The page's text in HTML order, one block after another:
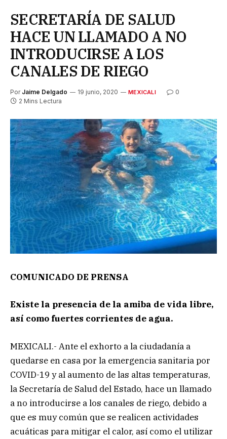
SECRETARÍA DE SALUD
HACE UN LLAMADO A NO
INTRODUCIRSE A LOS
CANALES DE RIEGO
Por Jaime Delgado 19 junio, 2020 MEXICALI
0
2 Mins Lectura
COMUNICADO DE PRENSA
Existe la presencia de la amiba de vida libre,
así como fuertes corrientes de agua.
MEXICALI.- Ante el exhorto a la ciudadanía a
quedarse en casa por la emergencia sanitaria por
COVID-19 y al aumento de las altas temperaturas,
la Secretaría de Salud del Estado, hace un llamado
a no introducirse a los canales de riego, debido a
que es muy común que se realicen actividades
acuáticas para mitigar el calor, así como el utilizar